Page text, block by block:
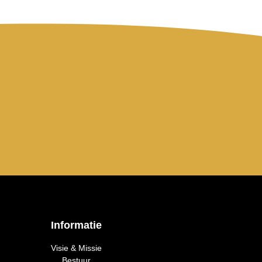
Informatie
Visie & Missie